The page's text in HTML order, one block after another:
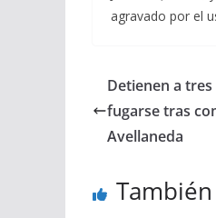
agravado por el
Detienen a
fugarse tras
Avellaneda